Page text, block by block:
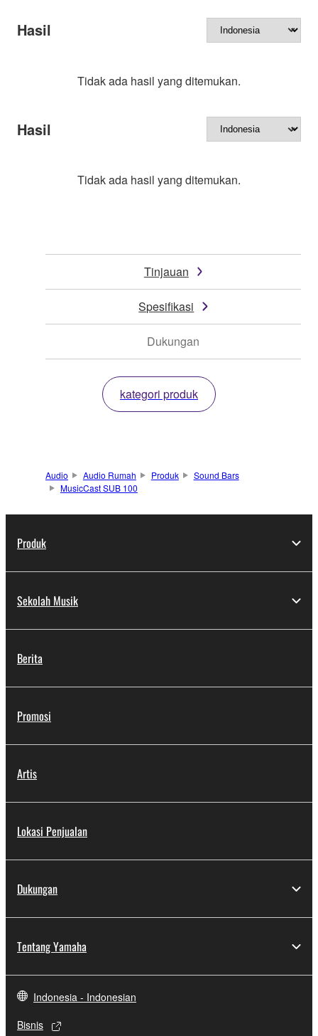
Hasil
Tidak ada hasil yang ditemukan.
Hasil
Tidak ada hasil yang ditemukan.
Tinjauan
Spesifikasi
Dukungan
kategori produk
Audio Audio Rumah Produk
Sound Bars
MusicCast SUB 100
Produk
Sekolah Musik
Berita
Promosi
Artis
Lokasi Penjualan
Dukungan
Tentang Yamaha
Indonesia - Indonesian
Bisnis